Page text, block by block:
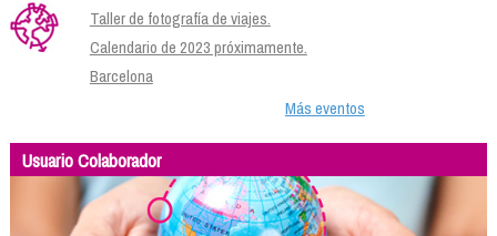
Taller de fotografía de viajes.
Calendario de 2023 próximamente.
Barcelona
Más eventos
Usuario Colaborador